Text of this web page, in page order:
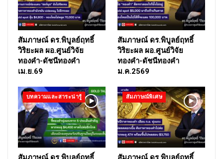
สัมภาษณ์ ดร.พิบูลย์ฤทธิ์
วิริยะผล ผอ.ศูนย์วิจัย
ทองคำ-ดัชนีทองคำ
เม.ย.69
สัมภาษณ์ ดร.พิบูลย์ฤทธิ์
วิริยะผล ผอ.ศูนย์วิจัย
ทองคำ-ดัชนีทองคำ
ม.ค.2569
บทความและสาระน่ารู้ สัมภาษณ์พิเศษ